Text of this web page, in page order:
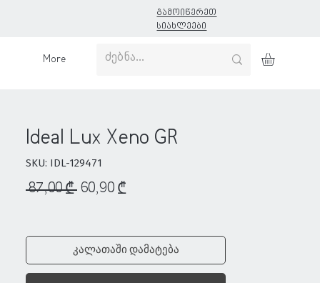
გამოიწერეთ
სიახლეები
More
Ideal Lux Xeno GR
SKU: IDL-129471
87,00 ₾ Regular
60,90 ₾Sale
კალათაში დამატება